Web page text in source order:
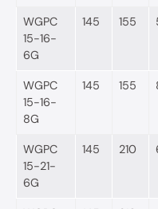
WGPC
15-16-
6G
145 155
WGPC
15-16-
8G
145 155
WGPC
15-21-
6G
145 210